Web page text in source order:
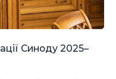
Синоду 2025–